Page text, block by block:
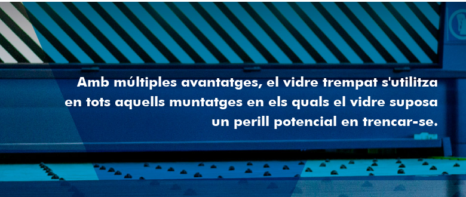
Amb múltiples avantatges, el vidre trempat s'utilitza
en tots aquells muntatges en els quals el vidre suposa
un perill potencial en trencar-se.